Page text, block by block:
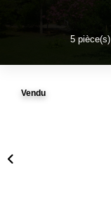
5 pièce(s)
Vendu